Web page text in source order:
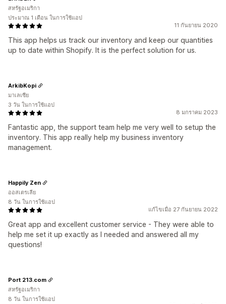
11 กันยายน 2020
This app helps us track our inventory and keep our quantities
up to date within Shopify. It is the perfect solution for us.
สหรัฐอเมริกา
ประมาณ 1 เดือน ในการใช้แอป
8 มกราคม 2023
Fantastic app, the support team help me very well to setup the
inventory. This app really help my business inventory
management.
ArkibKopi
มาเลเซีย
3 วัน ในการใช้แอป
แก้ไขเมื่อ 27 กันยายน 2022
Great app and excellent customer service - They were able to
help me set it up exactly as I needed and answered all my
questions!
Happily Zen
ออสเตรเลีย
8 วัน ในการใช้แอป
Port 213.com
สหรัฐอเมริกา
8 วัน ในการใช้แอป